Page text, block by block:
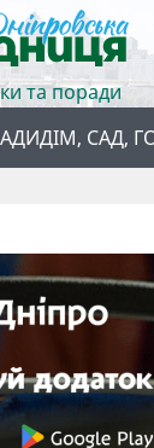
та поради
ДІМ, САД,